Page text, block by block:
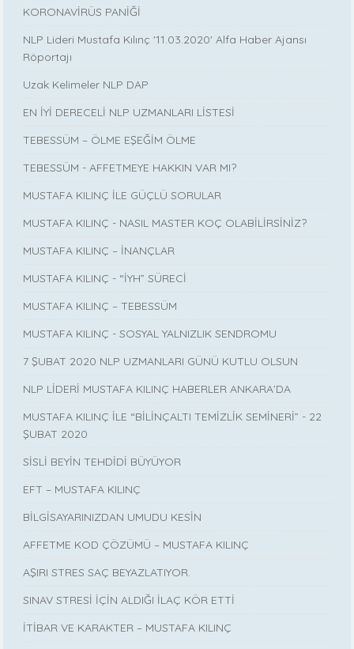
KORONAVİRÜS PANİĞİ
NLP Lideri Mustafa Kılınç '11.03.2020' Alfa Haber Ajansı
Röportajı
Uzak Kelimeler NLP DAP
EN İYİ DERECELİ NLP UZMANLARI LİSTESİ
TEBESSÜM – ÖLME EŞEĞİM ÖLME
TEBESSÜM - AFFETMEYE HAKKIN VAR MI?
MUSTAFA KILINÇ İLE GÜÇLÜ SORULAR
MUSTAFA KILINÇ - NASIL MASTER KOÇ OLABİLİRSİNİZ?
MUSTAFA KILINÇ – İNANÇLAR
MUSTAFA KILINÇ - “İYH” SÜRECİ
MUSTAFA KILINÇ – TEBESSÜM
MUSTAFA KILINÇ - SOSYAL YALNIZLIK SENDROMU
7 ŞUBAT 2020 NLP UZMANLARI GÜNÜ KUTLU OLSUN
NLP LİDERİ MUSTAFA KILINÇ HABERLER ANKARA’DA
MUSTAFA KILINÇ İLE “BİLİNÇALTI TEMİZLİK SEMİNERİ” - 22
ŞUBAT 2020
SİSLİ BEYİN TEHDİDİ BÜYÜYOR
EFT – MUSTAFA KILINÇ
BİLGİSAYARINIZDAN UMUDU KESİN
AFFETME KOD ÇÖZÜMÜ – MUSTAFA KILINÇ
AŞIRI STRES SAÇ BEYAZLATIYOR.
SINAV STRESİ İÇİN ALDIĞI İLAÇ KÖR ETTİ
İTİBAR VE KARAKTER – MUSTAFA KILINÇ